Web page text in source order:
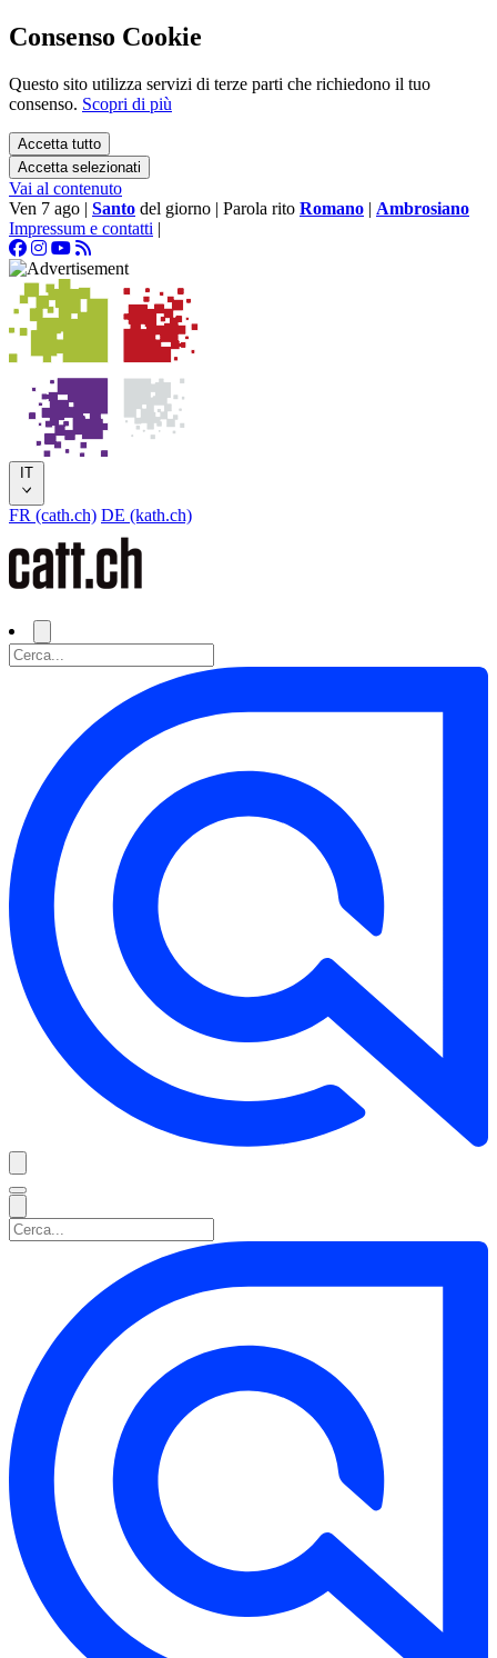
Consenso Cookie
Questo sito utilizza servizi di terze parti che richiedono il tuo
consenso. Scopri di più
Accetta tutto
Accetta selezionati
Vai al contenuto
Ven 7 ago | Santo del giorno | Parola rito Romano | Ambrosiano
Impressum e contatti |
IT
FR (cath.ch) DE (kath.ch)